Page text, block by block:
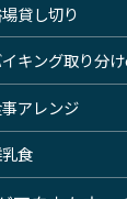
貸し切り
キング取り分
アレンジ
食